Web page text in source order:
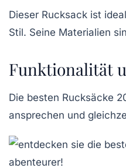
Dieser Rucksack ist
Stil. Seine Materialien
Funktionalität
Die besten Rucksäcke
ansprechen und